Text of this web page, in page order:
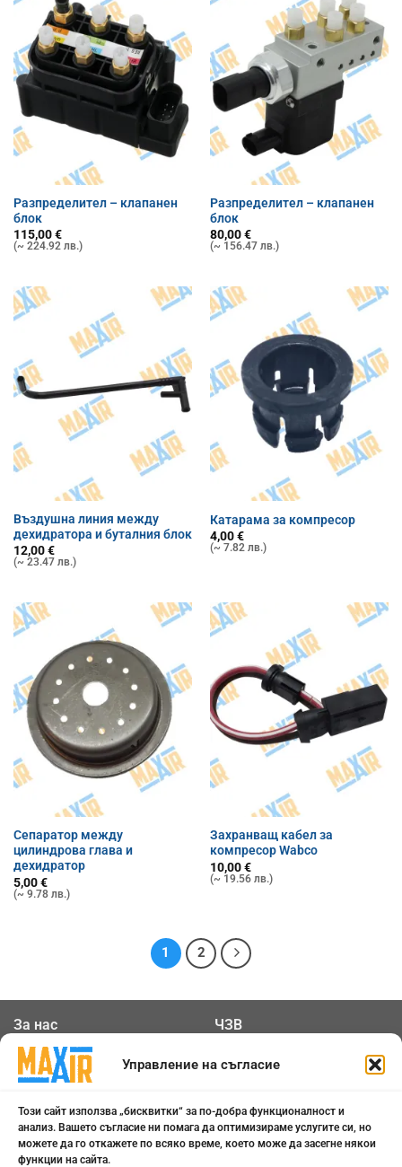
Управление на съгласие
Този сайт използва „бисквитки“ за по-добра функционалност и
анализ. Вашето съгласие ни помага да оптимизираме услугите си, но
можете да го откажете по всяко време, което може да засегне някои
функции на сайта.
Разпределител – клапанен
блок
115,00€
(~ 224.92 лв.)
Разпределител – клапанен
блок
80,00€
(~ 156.47 лв.)
Въздушна линия между
дехидратора и буталния блок
12,00€
(~ 23.47 лв.)
Катарама за компресор
4,00€
(~ 7.82 лв.)
Сепаратор между
цилиндрова глава и
дехидратор
5,00€
(~ 9.78 лв.)
Захранващ кабел за
компресор Wabco
10,00€
(~ 19.56 лв.)
1 2
За нас
Общи условия
поверителност
ЧЗВ
Контакти